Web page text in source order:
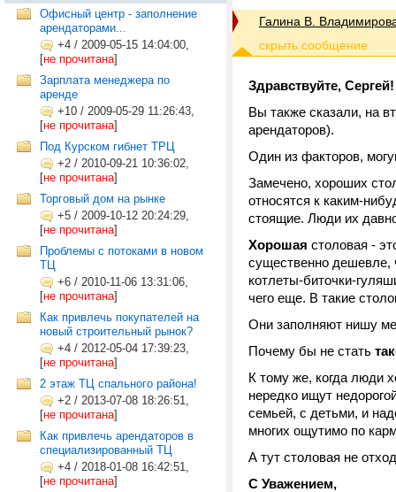
Офисный центр - заполнение
арендаторами...
+4 / 2009-05-15 14:04:00,
[не прочитана]
Зарплата менеджера по
аренде
+10 / 2009-05-29 11:26:43,
[не прочитана]
Под Курском гибнет ТРЦ
+2 / 2010-09-21 10:36:02,
[не прочитана]
Торговый дом на рынке
+5 / 2009-10-12 20:24:29,
[не прочитана]
Проблемы с потоками в новом
ТЦ
+6 / 2010-11-06 13:31:06,
[не прочитана]
Как привлечь покупателей на
новый строительный рынок?
+4 / 2012-05-04 17:39:23,
[не прочитана]
2 этаж ТЦ спального района!
+2 / 2013-07-08 18:26:51,
[не прочитана]
Как привлечь арендаторов в
специализированный ТЦ
+4 / 2018-01-08 16:42:51,
[не прочитана]
Галина В.
Здравствуйте, Сергей!
Вы также сказали, на
арендаторов).
Один из факторов,
Замечено, хороших
относятся к каким-
стоящие. Люди их
Хорошая столовая -
существенно дешевле,
котлеты-биточки-
чего еще. В такие
Они заполняют нишу
Почему бы не стать
К тому же, когда люди
нередко ищут
семьей, с детьми, и
многих ощутимо по
А тут столовая не
С Уважением,